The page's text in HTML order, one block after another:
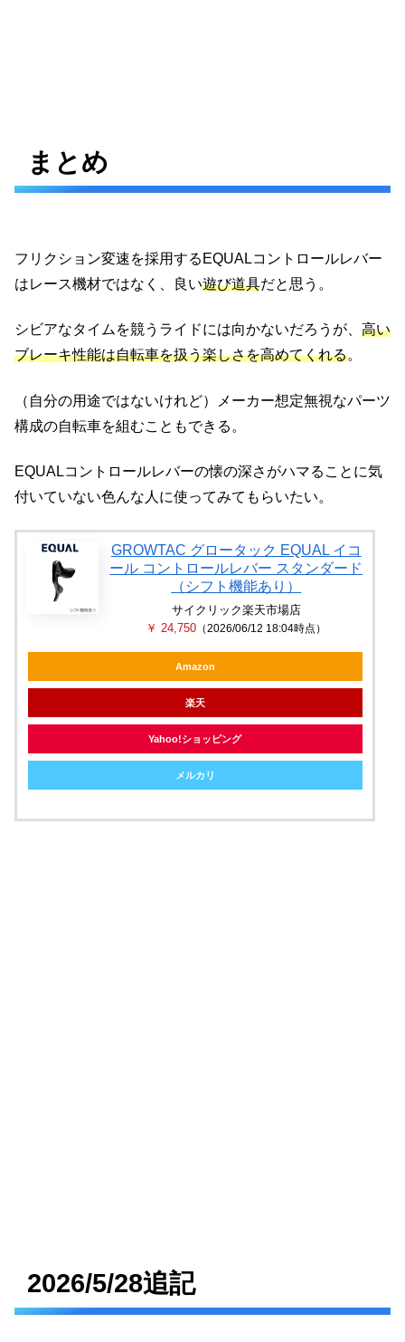
まとめ
フリクション変速を採用するEQUALコントロールレバー
はレース機材ではなく、良い遊び道具だと思う。
シビアなタイムを競うライドには向かないだろうが、 高い
ブレーキ性能は自転車を扱う楽しさを高めてくれる。
（自分の用途ではないけれど）メーカー想定無視なパーツ
構成の自転車を組むこともできる。
EQUALコントロールレバーの懐の深さがハマることに気
付いていない色んな人に使ってみてもらいたい。
GROWTAC グロータック EQUAL イコ
ール コントロールレバー スタンダード
（シフト機能あり）
サイクリック楽天市場店
￥ 24,750 （2026/06/12 18:04時点）
Amazon
楽天
Yahoo!ショッピング
メルカリ
2026/5/28追記